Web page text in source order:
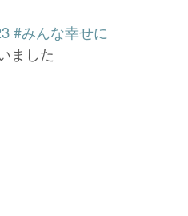
#みんな幸せに
ました